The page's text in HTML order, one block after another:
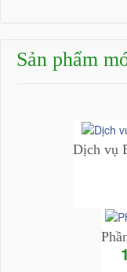
Sản phẩm
Dịch vụ